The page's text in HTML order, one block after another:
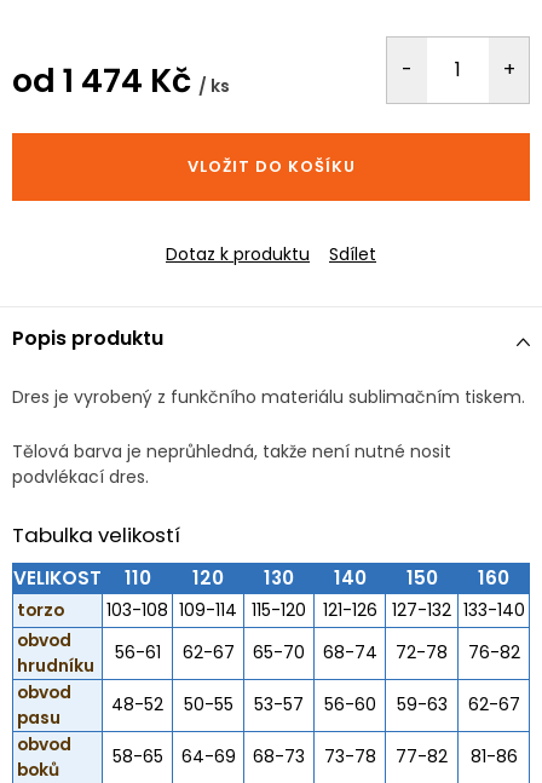
od 1 474 Kč / ks
cena:
VLOŽIT DO KOŠÍKU
Dotaz k produktu Sdílet
Popis produktu
Dres je vyrobený z funkčního materiálu sublimačním tiskem.
Tělová barva je neprůhledná, takže není nutné nosit
podvlékací dres.
Tabulka velikostí
VELIKOST 110 120 130 140 150 160
torzo 103-108 109-114 115-120 121-126 127-132 133-140
obvod
hrudníku
56-61 62-67 65-70 68-74 72-78
76-82
obvod
pasu
48-52 50-55 53-57 56-60 59-63
62-67
obvod
boků
58-65 64-69 68-73 73-78 77-82 81-86